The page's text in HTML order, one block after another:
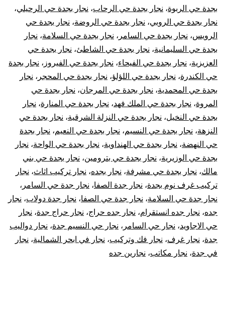
بجدة حي الربوة، نجار بجدة حي الرحاب، نجار بجدة حي الرحيلي،
نجار بجدة حي الروبي، نجار بجدة حي الروضة، نجار بجدة حي
الرويس، نجار بجدة حي السامر ، نجار بجدة حي السلامة، نجار
بجدة حي السليمانية، نجار بجدة حي الشاطئ، نجار بجدة حي
العزيزية، نجار بجدة حي الفيحاء، نجار بجدة حي الفيروز ، نجار بجدة
حي الكندرة، نجار بجدة حي اللؤلؤ، نجار بجدة حي المحجر ، نجار
بجدة حي المحمدية، نجار بجدة حي المرجان، نجار بجدة حي
المروة، نجار بجدة حي الملك فهد، نجار بجدة حي المنارة، نجار
بجدة حي النخيل، نجار بجدة حي النزلة الشرقية، نجار بجدة حي
النزهة، نجار بجدة حي النسيم، نجار بجدة حي النعيم، نجار بجدة
حي النهضة، نجار بجدة حي الهنداوية، نجار بجدة حي الواحة، نجار
بجدة حي الوزيرية، نجار بجدة حي بترومين، نجار بجدة حي بني
مالك، نجار بجدة حي مشرفة، نجار بجده، نجار تركيب اثاث، نجار
تركيب غرف نوم بجدة، نجار جدة الصفا، نجار جدة حي السامر ،
نجار جدة حي السلامة، نجار جدة حي الصفا، نجار جدة دولاب، نجار
جده، نجار جده انستقرام، نجار جده حراج، نجار حراج جدة، نجار
حي الاجاويد، نجار حي السامر ، نجار حي النسيم جدة، نجار دواليب
جدة، نجار غرف، نجار فك وتركيب، نجار في ابحر الشمالية، نجار
في جدة، نجار مكاتب، نجارين جده